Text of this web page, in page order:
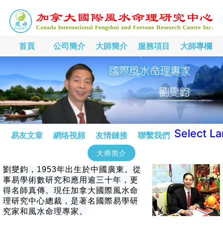
首頁 公司簡介 大師簡介 服務項目 大師專欄
易友文章 網络視頻 友情鏈接 聯繫我們 Select
大师简介
劉燮鈞，1953年出生於中國廣東。從
事易學術數研究和應用逾三十年，更
得名師真傳。現任加拿大國際風水命
理研究中心總裁，是著名國際易學研
究家和風水命理專家。